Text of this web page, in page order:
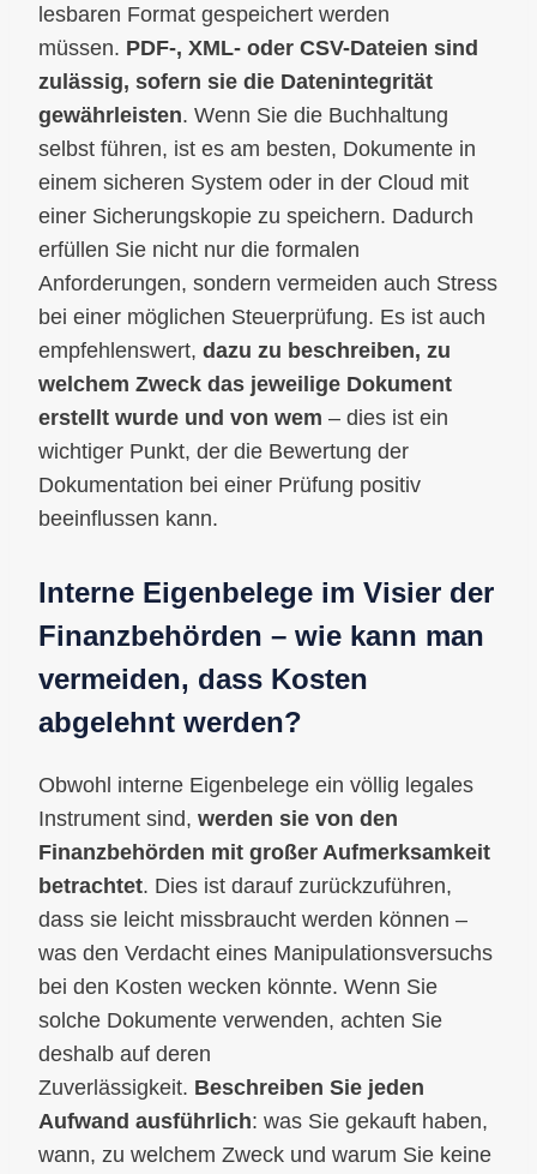
lesbaren Format gespeichert werden
müssen. PDF-, XML- oder CSV-Dateien sind
zulässig, sofern sie die Datenintegrität
gewährleisten. Wenn Sie die Buchhaltung
selbst führen, ist es am besten, Dokumente in
einem sicheren System oder in der Cloud mit
einer Sicherungskopie zu speichern. Dadurch
erfüllen Sie nicht nur die formalen
Anforderungen, sondern vermeiden auch Stress
bei einer möglichen Steuerprüfung. Es ist auch
empfehlenswert, dazu zu beschreiben, zu
welchem Zweck das jeweilige Dokument
erstellt wurde und von wem – dies ist ein
wichtiger Punkt, der die Bewertung der
Dokumentation bei einer Prüfung positiv
beeinflussen kann.
Interne Eigenbelege im Visier der
Finanzbehörden – wie kann man
vermeiden, dass Kosten
abgelehnt werden?
Obwohl interne Eigenbelege ein völlig legales
Instrument sind, werden sie von den
Finanzbehörden mit großer Aufmerksamkeit
betrachtet. Dies ist darauf zurückzuführen,
dass sie leicht missbraucht werden können –
was den Verdacht eines Manipulationsversuchs
bei den Kosten wecken könnte. Wenn Sie
solche Dokumente verwenden, achten Sie
deshalb auf deren
Zuverlässigkeit. Beschreiben Sie jeden
Aufwand ausführlich: was Sie gekauft haben,
wann, zu welchem Zweck und warum Sie keine